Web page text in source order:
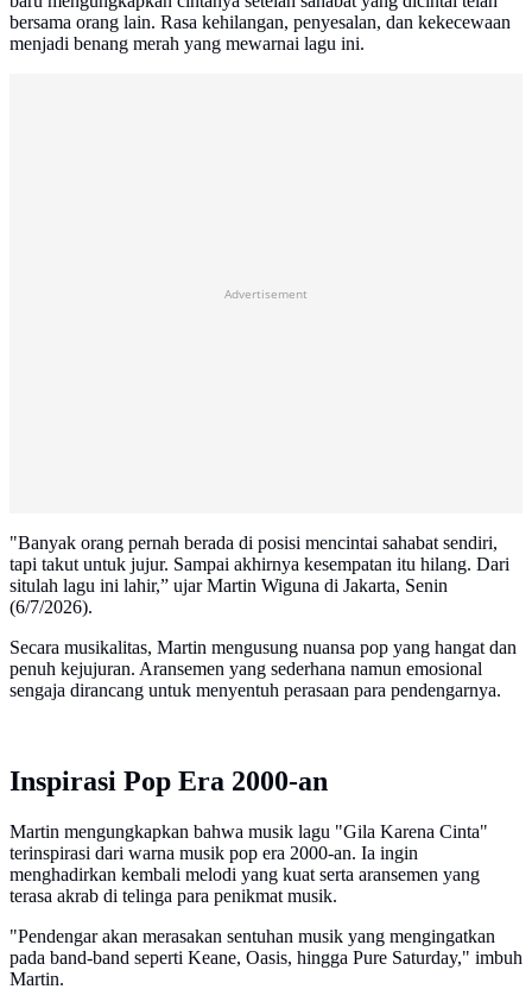
bersama orang lain. Rasa kehilangan, penyesalan, dan kekecewaan
menjadi benang merah yang mewarnai lagu ini.
Advertisement
"Banyak orang pernah berada di posisi mencintai sahabat sendiri,
tapi takut untuk jujur. Sampai akhirnya kesempatan itu hilang. Dari
situlah lagu ini lahir,” ujar Martin Wiguna di Jakarta, Senin
(6/7/2026).
Secara musikalitas, Martin mengusung nuansa pop yang hangat dan
penuh kejujuran. Aransemen yang sederhana namun emosional
sengaja dirancang untuk menyentuh perasaan para pendengarnya.
Inspirasi Pop Era 2000-an
Martin mengungkapkan bahwa musik lagu "Gila Karena Cinta"
terinspirasi dari warna musik pop era 2000-an. Ia ingin
menghadirkan kembali melodi yang kuat serta aransemen yang
terasa akrab di telinga para penikmat musik.
"Pendengar akan merasakan sentuhan musik yang mengingatkan
pada band-band seperti Keane, Oasis, hingga Pure Saturday," imbuh
Martin.